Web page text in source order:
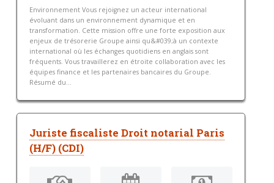
Environnement Vous rejoignez un acteur international
évoluant dans un environnement dynamique et en
transformation. Cette mission offre une forte exposition aux
enjeux de trésorerie Groupe ainsi qu&#039;à un contexte
international où les échanges quotidiens en anglais sont
fréquents. Vous travaillerez en étroite collaboration avec les
équipes finance et les partenaires bancaires du Groupe.
Résumé du...
Juriste fiscaliste Droit notarial Paris
(H/F) (CDI)